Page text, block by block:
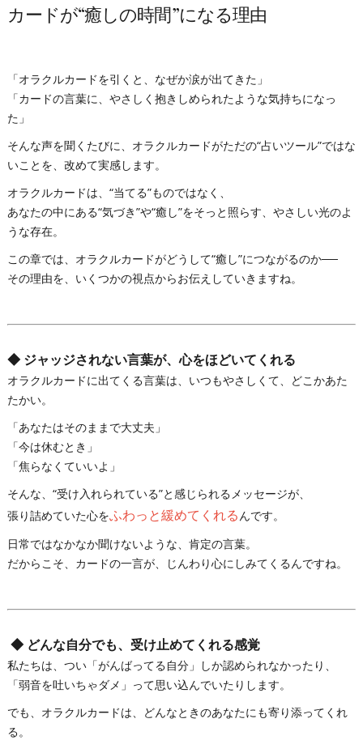
カードが“癒しの時間”になる理由
「オラクルカードを引くと、なぜか涙が出てきた」
「カードの言葉に、やさしく抱きしめられたような気持ちになっ
た」
そんな声を聞くたびに、オラクルカードがただの“占いツール”ではな
いことを、改めて実感します。
オラクルカードは、“当てる”ものではなく、
あなたの中にある“気づき”や“癒し”をそっと照らす、やさしい光のよ
うな存在。
この章では、オラクルカードがどうして“癒し”につながるのか──
その理由を、いくつかの視点からお伝えしていきますね。
◆ ジャッジされない言葉が、心をほどいてくれる
オラクルカードに出てくる言葉は、いつもやさしくて、どこかあた
たかい。
「あなたはそのままで大丈夫」
「今は休むとき」
「焦らなくていいよ」
そんな、“受け入れられている”と感じられるメッセージが、
張り詰めていた心をふわっと緩めてくれるんです。
日常ではなかなか聞けないような、肯定の言葉。
だからこそ、カードの一言が、じんわり心にしみてくるんですね。
◆ どんな自分でも、受け止めてくれる感覚
私たちは、つい「がんばってる自分」しか認められなかったり、
「弱音を吐いちゃダメ」って思い込んでいたりします。
でも、オラクルカードは、どんなときのあなたにも寄り添ってくれ
る。